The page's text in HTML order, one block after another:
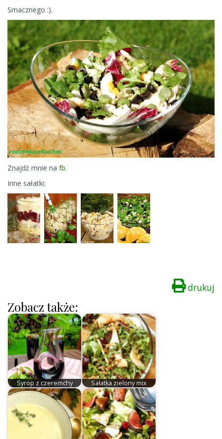
Smacznego :).
Znajdź mnie na fb.
Inne sałatki:
drukuj
Zobacz także:
Syrop z czeremchy Sałatka zielony mix